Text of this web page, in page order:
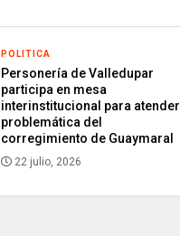
POLITICA
Personería de Valledupar
participa en mesa
interinstitucional para atender
problemática del
corregimiento de Guaymaral
22 julio, 2026